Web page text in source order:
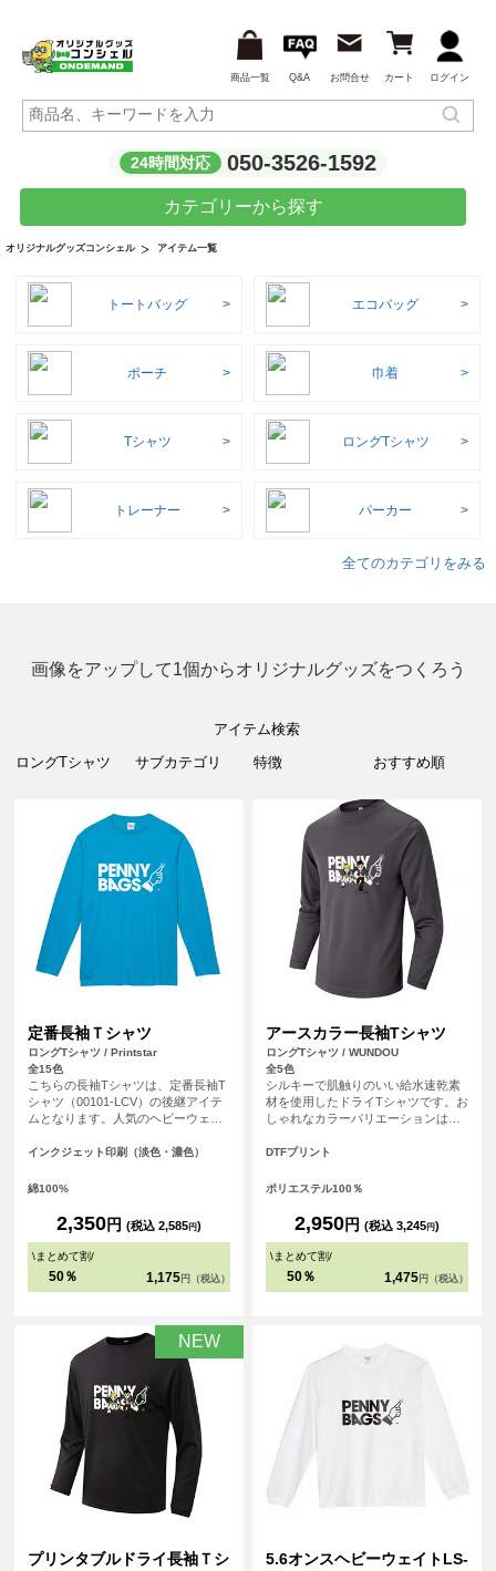
商品一覧 Q&A お問合せ カート ログイン
24時間対応 050-3526-1592
カテゴリーから探す
オリジナルグッズコンシェル アイテム一覧
トートバッグ エコバッグ
ポーチ 巾着
Tシャツ ロングTシャツ
トレーナー パーカー
全てのカテゴリをみる
画像をアップして1個からオリジナルグッズをつくろう
アイテム検索
定番長袖Ｔシャツ
ロングTシャツ / Printstar
全15色
こちらの長袖Tシャツは、定番長袖T
シャツ（00101-LCV）の後継アイテ
ムとなります。人気のヘビーウェイ
合わせたシンプルなシルエットのた
ができる長袖Tシャツとなっていま
インクジェット印刷（淡色・濃色）
綿100%
2,350円 (税込 2,585円)
\まとめて割/
50％ 1,175 円（税込）
アースカラー長袖Tシャツ
ロングTシャツ / WUNDOU
全5色
シルキーで肌触りのいい給水速乾素
材を使用したドライTシャツです。お
しゃれなカラーバリエーションは、
普段使いのTシャツとしてもおすすめ
DTFプリント
ポリエステル100％
2,950円 (税込 3,245円)
\まとめて割/
50％ 1,475 円（税込）
NEW
プリンタブルドライ長袖Ｔシ
5.6オンスヘビーウェイトLS-